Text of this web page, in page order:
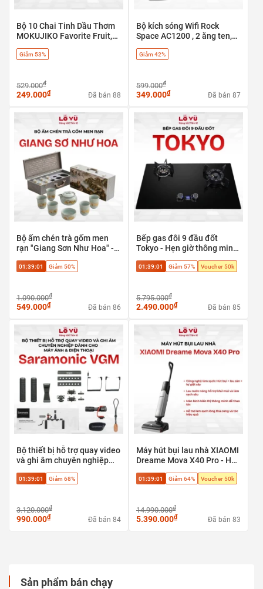
Bộ 10 Chai Tinh Dầu Thơm
MOKUJIKO Favorite Fruit,
mùi
Giảm 53%
529.000₫
249.000₫ Đã bán 88
Bộ kích sóng Wifi Rock
Space AC1200 , 2 ăng ten,
cổng LAN
Giảm 42%
599.000₫
349.000₫ Đã bán 87
Bộ ấm chén trà gốm men
rạn "Giang Sơn Như Hoa" -
cao cấp
01:39:00 Giảm 50%
1.090.000₫
549.000₫ Đã bán 86
Bếp gas đôi 9 đầu đốt
Tokyo - Hẹn giờ thông minh,
01:39:00 Giảm 57% Voucher 50k
5.795.000₫
2.490.000₫ Đã bán 85
Bộ thiết bị hỗ trợ quay video
và ghi âm chuyên nghiệp
máy ảnh & điện thoại
01:39:00 Giảm 68%
3.120.000₫
990.000₫ Đã bán 84
Máy hút bụi lau nhà XIAOMI
Dreame Mova X40 Pro - Hút
Phù hợp sàn gạch, sàn gỗ,
01:39:00 Giảm 64% Voucher 50k
14.990.000₫
5.390.000₫ Đã bán 83
Sản phẩm bán chạy